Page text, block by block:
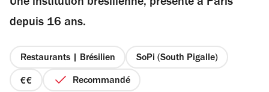
5
étoiles
Une institution brésilienne, présente à Paris
depuis 16 ans.
Restaurants | Brésilien SoPi (South Pigalle)
prix
Recommandé